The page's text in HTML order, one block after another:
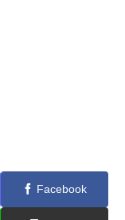
Facebook